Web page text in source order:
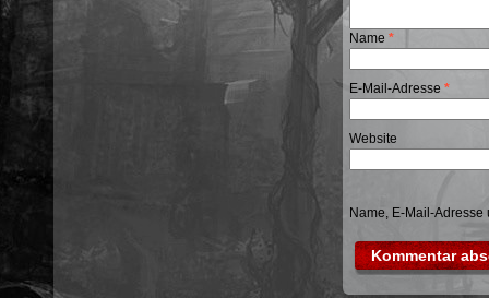
Name *
E-Mail-Adresse *
Website
Name, E-Mail-